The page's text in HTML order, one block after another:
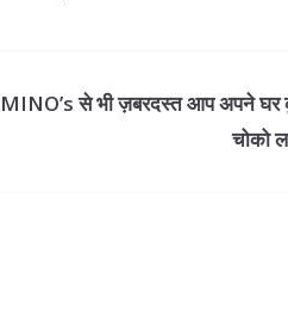
से भी ज़बरदस्त आप अपने
चोको